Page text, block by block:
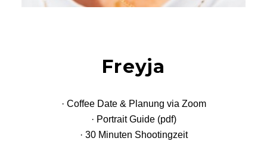
Freyja
· Coffee Date & Planung via Zoom
· Portrait Guide (pdf)
· 30 Minuten Shootingzeit